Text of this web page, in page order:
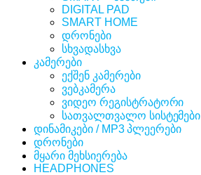
DIGITAL PAD
SMART HOME
დრონები
სხვადასხვა
კამერები
ექშენ კამერები
ვებკამერა
ვიდეო რეგისტრატორი
სათვალთვალო სისტემები
დინამიკები / MP3 პლეერები
დრონები
მყარი მეხსიერება
HEADPHONES